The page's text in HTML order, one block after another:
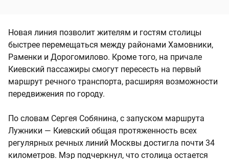
Новая линия позволит жителям и гостям столицы
быстрее перемещаться между районами Хамовники,
Раменки и Дорогомилово. Кроме того, на причале
Киевский пассажиры смогут пересесть на первый
маршрут речного транспорта, расширяя возможности
передвижения по городу.
По словам Сергея Собянина, с запуском маршрута
Лужники — Киевский общая протяженность всех
регулярных речных линий Москвы достигла почти 34
километров. Мэр подчеркнул, что столица остается